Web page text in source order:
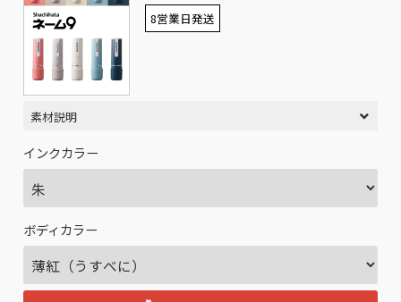
8営業日発送
素材説明
インクカラー
ボディカラー